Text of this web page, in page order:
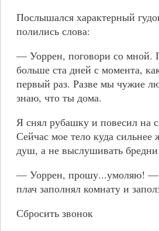
Послышался характерный
полились слова:
— Уоррен, поговори со мной.
больше ста дней с момента,
первый раз. Разве мы чужие
знаю, что ты дома.
Я снял рубашку и повесил на
Сейчас мое тело куда сильнее
душ, а не выслушивать
— Уоррен, прошу...умоляю! —
плач заполнял комнату и
Сбросить звонок